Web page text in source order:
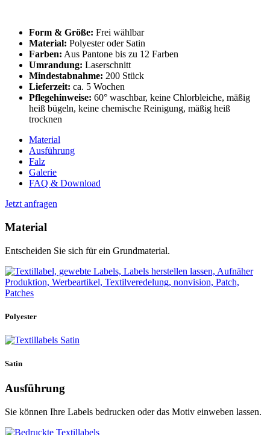
Form & Größe: Frei wählbar
Material: Polyester oder Satin
Farben: Aus Pantone bis zu 12 Farben
Umrandung: Laserschnitt
Mindestabnahme: 200 Stück
Lieferzeit: ca. 5 Wochen
Pflegehinweise: 60° waschbar, keine Chlorbleiche, mäßig
heiß bügeln, keine chemische Reinigung, mäßig heiß
trocknen
Material
Ausführung
Falz
Galerie
FAQ & Download
Jetzt anfragen
Material
Entscheiden Sie sich für ein Grundmaterial.
Polyester
Satin
Ausführung
Sie können Ihre Labels bedrucken oder das Motiv einweben lassen.